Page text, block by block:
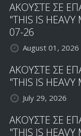
ΑΚΟΥΣΤΕ ΣΕ
"THIS IS
07-26
August 01, 2026
ΑΚΟΥΣΤΕ ΣΕ
"THIS IS
July 29, 2026
ΑΚΟΥΣΤΕ ΣΕ
"THIS IS